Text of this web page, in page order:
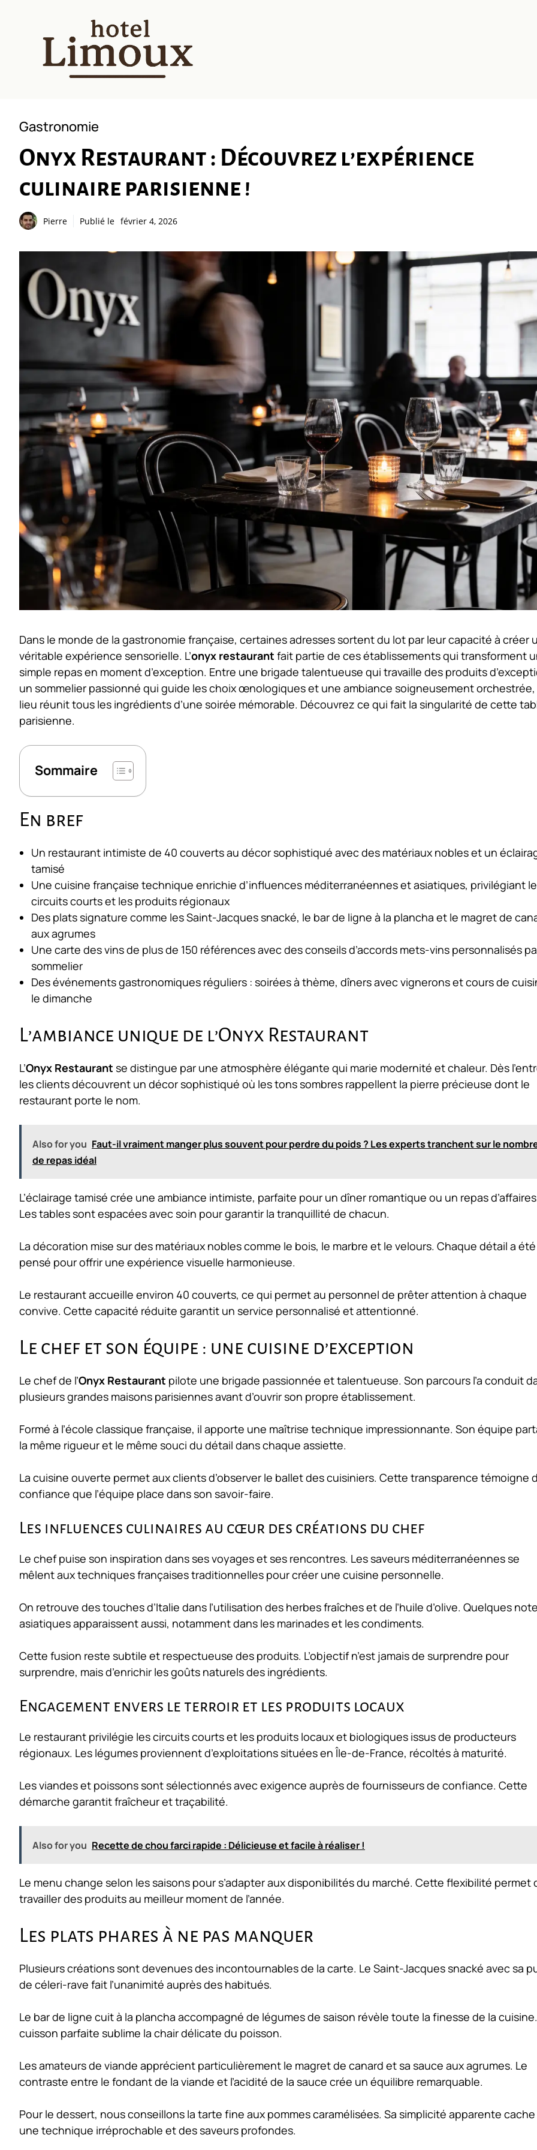
Gastronomie
Onyx Restaurant : Découvrez l’expérience
culinaire parisienne !
Pierre Publié le février 4, 2026
Dans le monde de la gastronomie française, certaines adresses sortent du lot par leur capacité à créer
véritable expérience sensorielle. L’onyx restaurant fait partie de ces établissements qui transforment
simple repas en moment d’exception. Entre une brigade talentueuse qui travaille des produits
un sommelier passionné qui guide les choix œnologiques et une ambiance soigneusement orchestrée,
lieu réunit tous les ingrédients d’une soirée mémorable. Découvrez ce qui fait la singularité de cette
parisienne.
Sommaire
En bref
Un restaurant intimiste de 40 couverts au décor sophistiqué avec des matériaux nobles et un
tamisé
Une cuisine française technique enrichie d’influences méditerranéennes et asiatiques, privilégiant
circuits courts et les produits régionaux
Des plats signature comme les Saint-Jacques snacké, le bar de ligne à la plancha et le magret de
aux agrumes
Une carte des vins de plus de 150 références avec des conseils d’accords mets-vins personnalisés
sommelier
Des événements gastronomiques réguliers : soirées à thème, dîners avec vignerons et cours de
le dimanche
L’ambiance unique de l’Onyx Restaurant
L’Onyx Restaurant se distingue par une atmosphère élégante qui marie modernité et chaleur. Dès
les clients découvrent un décor sophistiqué où les tons sombres rappellent la pierre précieuse dont le
restaurant porte le nom.
Also for you Faut-il vraiment manger plus souvent pour perdre du poids ? Les experts tranchent sur le
de repas idéal
L’éclairage tamisé crée une ambiance intimiste, parfaite pour un dîner romantique ou un repas
Les tables sont espacées avec soin pour garantir la tranquillité de chacun.
La décoration mise sur des matériaux nobles comme le bois, le marbre et le velours. Chaque détail a été
pensé pour offrir une expérience visuelle harmonieuse.
Le restaurant accueille environ 40 couverts, ce qui permet au personnel de prêter attention à chaque
convive. Cette capacité réduite garantit un service personnalisé et attentionné.
Le chef et son équipe : une cuisine d’exception
Le chef de l’Onyx Restaurant pilote une brigade passionnée et talentueuse. Son parcours l’a conduit
plusieurs grandes maisons parisiennes avant d’ouvrir son propre établissement.
Formé à l’école classique française, il apporte une maîtrise technique impressionnante. Son équipe
la même rigueur et le même souci du détail dans chaque assiette.
La cuisine ouverte permet aux clients d’observer le ballet des cuisiniers. Cette transparence témoigne
confiance que l’équipe place dans son savoir-faire.
Les influences culinaires au cœur des créations du chef
Le chef puise son inspiration dans ses voyages et ses rencontres. Les saveurs méditerranéennes se
mêlent aux techniques françaises traditionnelles pour créer une cuisine personnelle.
On retrouve des touches d’Italie dans l’utilisation des herbes fraîches et de l’huile d’olive. Quelques
asiatiques apparaissent aussi, notamment dans les marinades et les condiments.
Cette fusion reste subtile et respectueuse des produits. L’objectif n’est jamais de surprendre pour
surprendre, mais d’enrichir les goûts naturels des ingrédients.
Engagement envers le terroir et les produits locaux
Le restaurant privilégie les circuits courts et les produits locaux et biologiques issus de producteurs
régionaux. Les légumes proviennent d’exploitations situées en Île-de-France, récoltés à maturité.
Les viandes et poissons sont sélectionnés avec exigence auprès de fournisseurs de confiance. Cette
démarche garantit fraîcheur et traçabilité.
Also for you Recette de chou farci rapide : Délicieuse et facile à réaliser !
Le menu change selon les saisons pour s’adapter aux disponibilités du marché. Cette flexibilité permet
travailler des produits au meilleur moment de l’année.
Les plats phares à ne pas manquer
Plusieurs créations sont devenues des incontournables de la carte. Le Saint-Jacques snacké avec sa
de céleri-rave fait l’unanimité auprès des habitués.
Le bar de ligne cuit à la plancha accompagné de légumes de saison révèle toute la finesse de la
cuisson parfaite sublime la chair délicate du poisson.
Les amateurs de viande apprécient particulièrement le magret de canard et sa sauce aux agrumes. Le
contraste entre le fondant de la viande et l’acidité de la sauce crée un équilibre remarquable.
Pour le dessert, nous conseillons la tarte fine aux pommes caramélisées. Sa simplicité apparente cache
une technique irréprochable et des saveurs profondes.